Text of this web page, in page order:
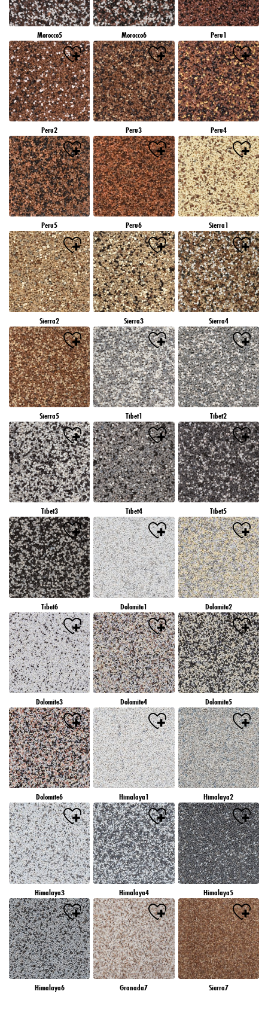
Morocco5 Morocco6 Peru1
Peru2 Peru3 Peru4
Peru5 Peru6 Sierra1
Sierra2 Sierra3 Sierra4
Sierra5 Tibet1 Tibet2
Tibet3 Tibet4 Tibet5
Tibet6 Dolomite1 Dolomite2
Dolomite3 Dolomite4 Dolomite5
Dolomite6 Himalaya1 Himalaya2
Himalaya3 Himalaya4 Himalaya5
Himalaya6 Granada7 Sierra7